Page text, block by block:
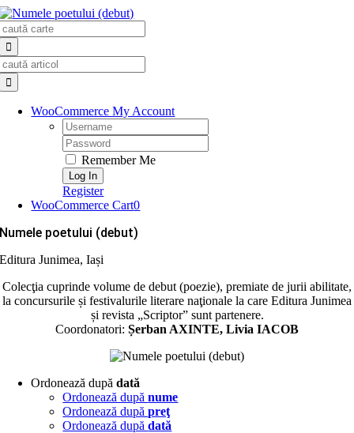
Skip
to
content
WooCommerce My Account
Username:
Password:
Remember Me
Register
WooCommerce Cart0
Numele poetului (debut)
Editura Junimea, Iași
Colecţia cuprinde volume de debut (poezie), premiate de jurii abilitate,
la concursurile și festivalurile literare naţionale la care Editura Junimea
și revista „Scriptor” sunt partenere.
Coordonatori: Șerban AXINTE, Livia IACOB
Ordonează dupădată
Ordonează dupănume
Ordonează dupăpreţ
Ordonează dupădată